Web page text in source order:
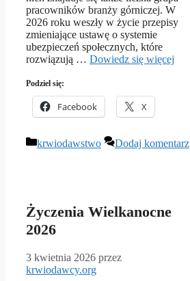
pracowników branży górniczej. W
2026 roku weszły w życie przepisy
zmieniające ustawę o systemie
ubezpieczeń społecznych, które
rozwiązują … Dowiedz się więcej
Podziel się:
Facebook X
Kategorie
krwiodawstwo Dodaj komentarz
Życzenia Wielkanocne
2026
3 kwietnia 2026 przez
krwiodawcy.org